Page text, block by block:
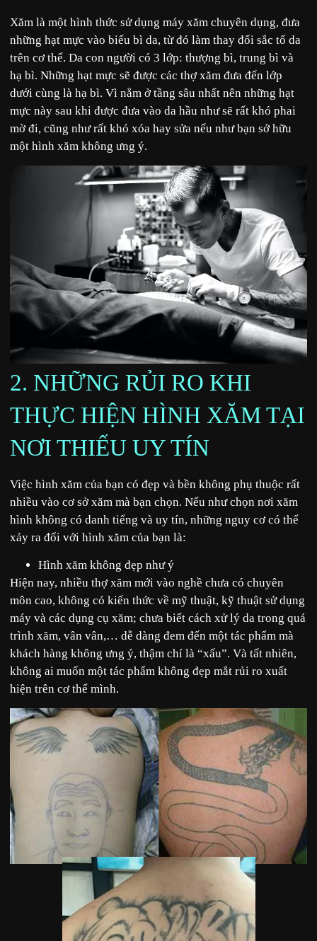
Xăm là một hình thức sử dụng máy xăm chuyên dụng, đưa
những hạt mực vào biểu bì da, từ đó làm thay đổi sắc tố da
trên cơ thể. Da con người có 3 lớp: thượng bì, trung bì và
hạ bì. Những hạt mực sẽ được các thợ xăm đưa đến lớp
dưới cùng là hạ bì. Vì nằm ở tầng sâu nhất nên những hạt
mực này sau khi được đưa vào da hầu như sẽ rất khó phai
mờ đi, cũng như rất khó xóa hay sửa nếu như bạn sở hữu
một hình xăm không ưng ý.
2. NHỮNG RỦI RO KHI
THỰC HIỆN HÌNH XĂM TẠI
NƠI THIẾU UY TÍN
Việc hình xăm của bạn có đẹp và bền không phụ thuộc rất
nhiều vào cơ sở xăm mà bạn chọn. Nếu như chọn nơi xăm
hình không có danh tiếng và uy tín, những nguy cơ có thể
xảy ra đối với hình xăm của bạn là:
Hình xăm không đẹp như ý
Hiện nay, nhiều thợ xăm mới vào nghề chưa có chuyên
môn cao, không có kiến thức về mỹ thuật, kỹ thuật sử dụng
máy và các dụng cụ xăm; chưa biết cách xử lý da trong quá
trình xăm, vân vân,… dễ dàng đem đến một tác phẩm mà
khách hàng không ưng ý, thậm chí là “xấu”. Và tất nhiên,
không ai muốn một tác phẩm không đẹp mắt rủi ro xuất
hiện trên cơ thể mình.